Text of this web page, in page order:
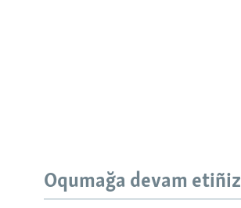
Oqumağa devam etiñiz